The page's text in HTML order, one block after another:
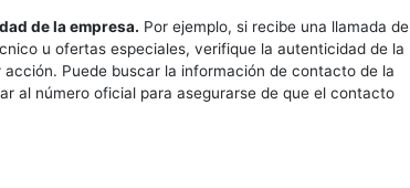
de la empresa. Por ejemplo, si recibe una llamada de
u ofertas especiales, verifique la autenticidad de la
Puede buscar la información de contacto de la
al número oficial para asegurarse de que el contacto